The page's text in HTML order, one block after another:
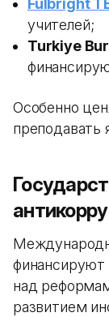
Fulbright
учителей;
Turkiye
Особенно
преподавать
финансируют
над
развитием